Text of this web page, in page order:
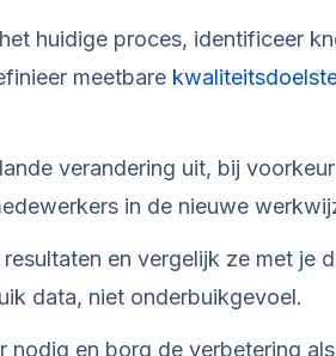
huidige proces, identificeer
meetbare
verandering uit, bij
in de nieuwe
en vergelijk ze met je
data, niet onderbuikgevoel.
nodig en borg de verbetering